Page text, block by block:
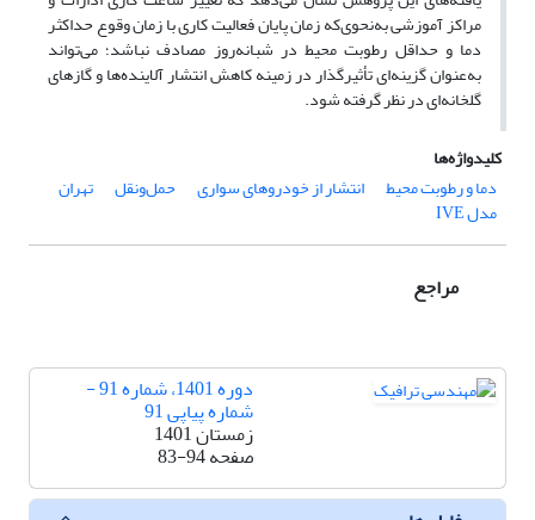
مراکز آموزشی به‌نحوی‌که زمان پایان فعالیت کاری با زمان وقوع حداکثر
دما و حداقل رطوبت محیط در شبانه‌روز مصادف نباشد؛ می‌تواند
به‌عنوان گزینه‌ای تأثیرگذار در زمینه کاهش انتشار آلاینده‌ها و گازهای
گلخانه‌ای در نظر گرفته شود.
کلیدواژه‌ها
دما و رطوبت محیط
انتشار از خودروهای سواری حمل‌ونقل تهران
مدل IVE
مراجع
دوره 1401، شماره 91 -
شماره پیاپی 91
زمستان 1401
صفحه83-94